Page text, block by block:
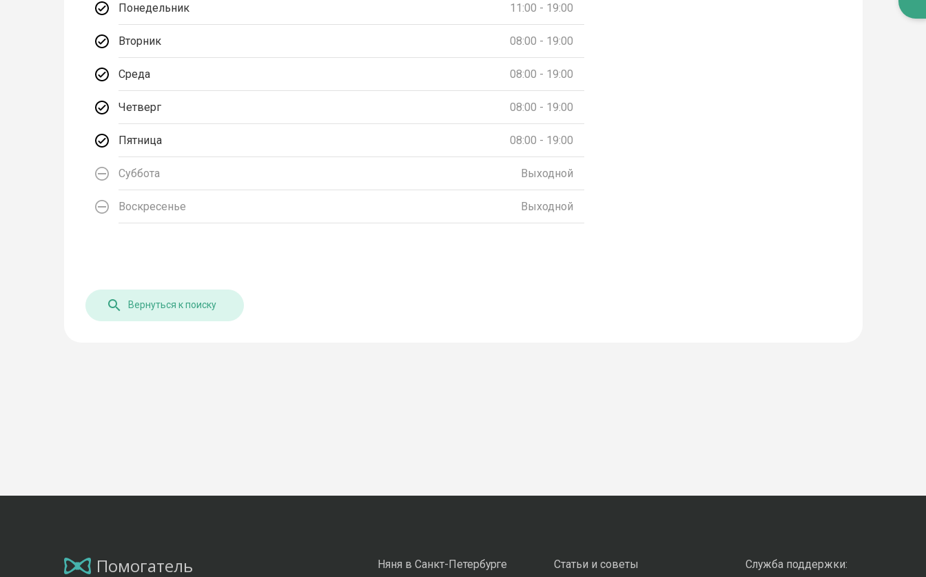
Понедельник 11:00 - 19:00
Вторник 08:00 - 19:00
Среда 08:00 - 19:00
Четверг 08:00 - 19:00
Пятница 08:00 - 19:00
Суббота Выходной
Воскресенье Выходной
Вернуться к поиску
Помогатель Няня в Санкт-Петербурге Статьи и советы Служба поддержки: